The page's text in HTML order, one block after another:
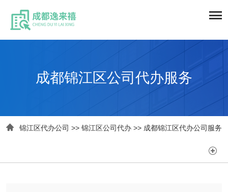
成都锦江区公司代办服务
 锦江区代办公司 >> 锦江区公司代办 >> 成都锦江区代办公司服务
